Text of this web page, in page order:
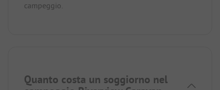
campeggio.
Quanto costa un soggiorno nel